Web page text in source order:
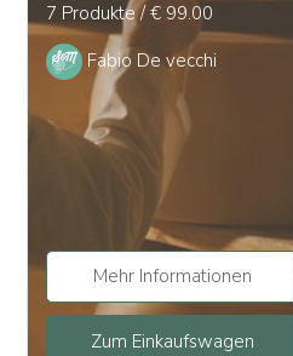
7 Produkte / € 99.00
Fabio De vecchi
Mehr Informationen
Zum Einkaufswagen